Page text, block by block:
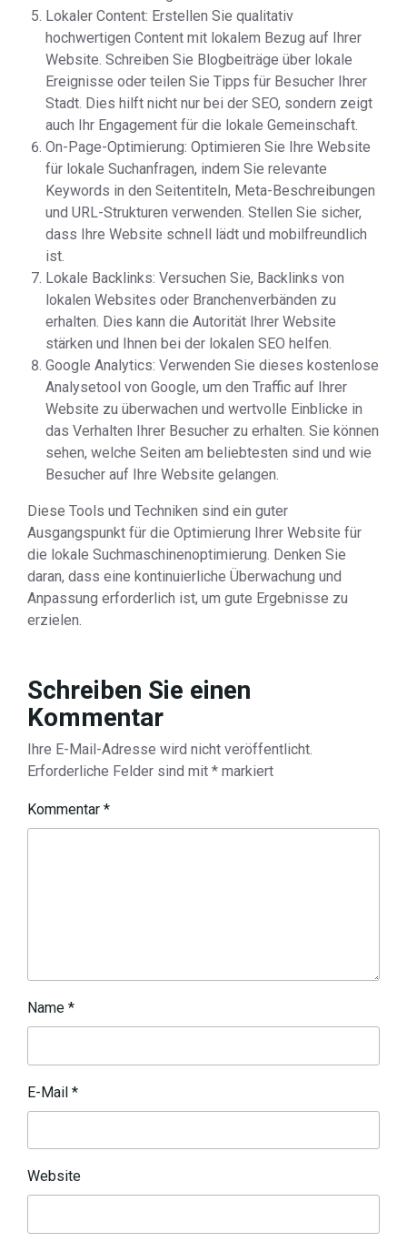
Lokaler Content: Erstellen Sie qualitativ
hochwertigen Content mit lokalem Bezug auf Ihrer
Website. Schreiben Sie Blogbeiträge über lokale
Ereignisse oder teilen Sie Tipps für Besucher Ihrer
Stadt. Dies hilft nicht nur bei der SEO, sondern zeigt
auch Ihr Engagement für die lokale Gemeinschaft.
On-Page-Optimierung: Optimieren Sie Ihre Website
für lokale Suchanfragen, indem Sie relevante
Keywords in den Seitentiteln, Meta-Beschreibungen
und URL-Strukturen verwenden. Stellen Sie sicher,
dass Ihre Website schnell lädt und mobilfreundlich
ist.
Lokale Backlinks: Versuchen Sie, Backlinks von
lokalen Websites oder Branchenverbänden zu
erhalten. Dies kann die Autorität Ihrer Website
stärken und Ihnen bei der lokalen SEO helfen.
Google Analytics: Verwenden Sie dieses kostenlose
Analysetool von Google, um den Traffic auf Ihrer
Website zu überwachen und wertvolle Einblicke in
das Verhalten Ihrer Besucher zu erhalten. Sie können
sehen, welche Seiten am beliebtesten sind und wie
Besucher auf Ihre Website gelangen.
Diese Tools und Techniken sind ein guter
Ausgangspunkt für die Optimierung Ihrer Website für
die lokale Suchmaschinenoptimierung. Denken Sie
daran, dass eine kontinuierliche Überwachung und
Anpassung erforderlich ist, um gute Ergebnisse zu
erzielen.
Schreiben Sie einen
Kommentar
Ihre E-Mail-Adresse wird nicht veröffentlicht.
Erforderliche Felder sind mit * markiert
Kommentar *
Name *
E-Mail *
Website